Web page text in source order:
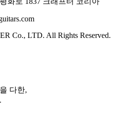
Co., LTD. All Rights Reserved.
다한,